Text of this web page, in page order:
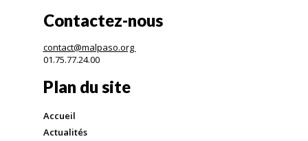
Contactez-nous
contact@malpaso.org
01.75.77.24.00
Plan du site
Accueil
Actualités